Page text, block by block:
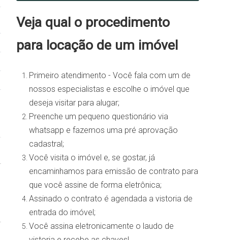
Veja qual o procedimento
para locação de um imóvel
Primeiro atendimento - Você fala com um de
nossos especialistas e escolhe o imóvel que
deseja visitar para alugar;
Preenche um pequeno questionário via
whatsapp e fazemos uma pré aprovação
cadastral;
Você visita o imóvel e, se gostar, já
encaminhamos para emissão de contrato para
que você assine de forma eletrônica;
Assinado o contrato é agendada a vistoria de
entrada do imóvel;
Você assina eletronicamente o laudo de